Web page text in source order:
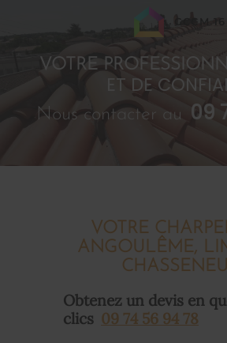
VOTRE
ET DE
Nous contacter au 09
VOTRE
ANGOULÊME,
Obtenez un devis en
clics 09 74 56 94 78